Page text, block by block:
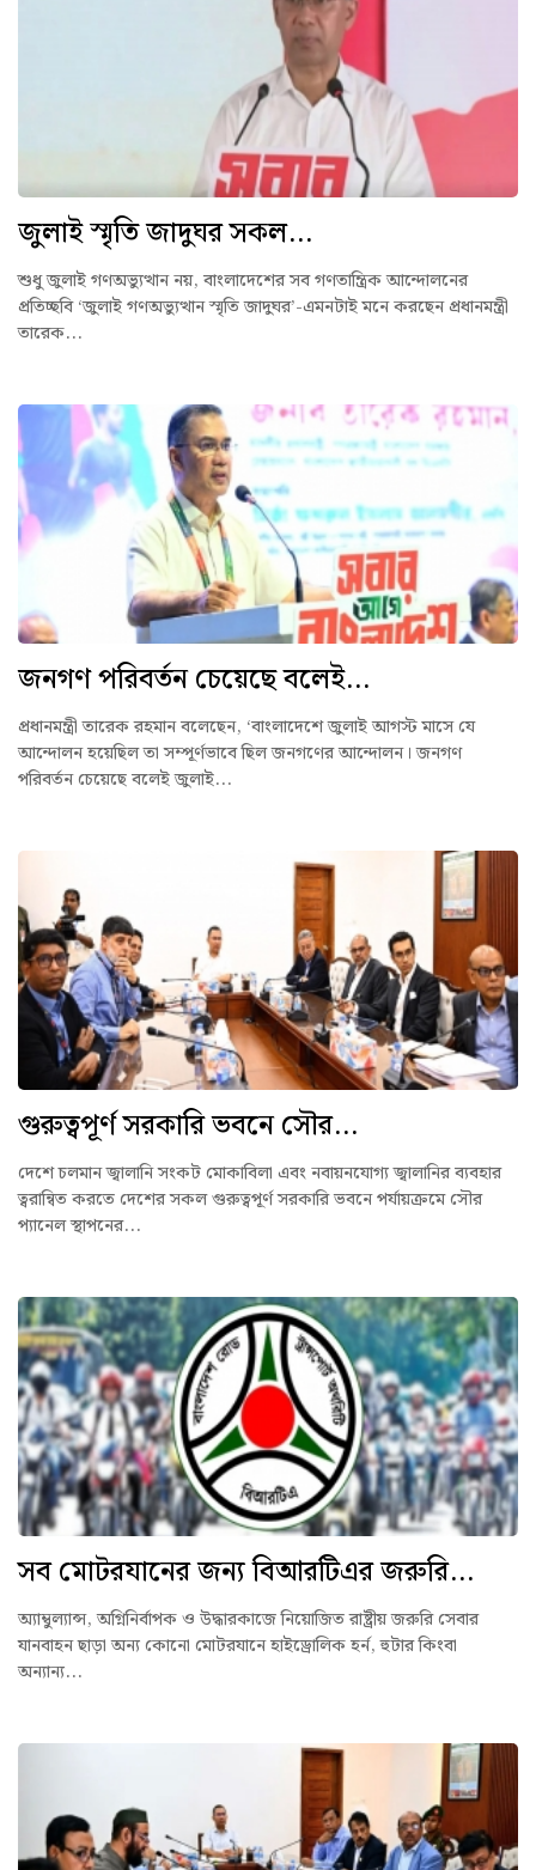
জুলাই স্মৃতি জাদুঘর সকল...
শুধু জুলাই গণঅভ্যুত্থান নয়, বাংলাদেশের সব গণতান্ত্রিক আন্দোলনের
প্রতিচ্ছবি ‘জুলাই গণঅভ্যুত্থান স্মৃতি জাদুঘর’-এমনটাই মনে করছেন প্রধানমন্ত্রী
তারেক...
জনগণ পরিবর্তন চেয়েছে বলেই...
প্রধানমন্ত্রী তারেক রহমান বলেছেন, ‘বাংলাদেশে জুলাই আগস্ট মাসে যে
আন্দোলন হয়েছিল তা সম্পূর্ণভাবে ছিল জনগণের আন্দোলন। জনগণ
পরিবর্তন চেয়েছে বলেই জুলাই...
গুরুত্বপূর্ণ সরকারি ভবনে সৌর...
দেশে চলমান জ্বালানি সংকট মোকাবিলা এবং নবায়নযোগ্য জ্বালানির ব্যবহার
ত্বরান্বিত করতে দেশের সকল গুরুত্বপূর্ণ সরকারি ভবনে পর্যায়ক্রমে সৌর
প্যানেল স্থাপনের...
সব মোটরযানের জন্য বিআরটিএর জরুরি...
অ্যাম্বুল্যান্স, অগ্নিনির্বাপক ও উদ্ধারকাজে নিয়োজিত রাষ্ট্রীয় জরুরি সেবার
যানবাহন ছাড়া অন্য কোনো মোটরযানে হাইড্রোলিক হর্ন, হুটার কিংবা
অন্যান্য...